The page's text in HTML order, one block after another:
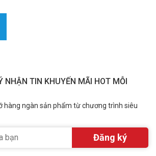
NHẬN TIN KHUYẾN MÃI HOT MỖI
hàng ngàn sản phẩm từ chương trình siêu